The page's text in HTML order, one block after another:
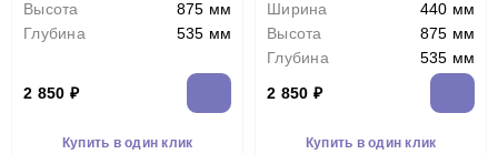
Высота
875 мм
Глубина
535 мм
2 850 ₽
Купить в один клик
Ширина
440 мм
Высота
875 мм
Глубина
535 мм
2 850 ₽
Купить в один клик